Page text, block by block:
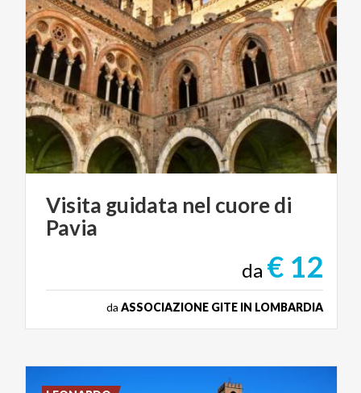
Visita guidata nel cuoredi
Pavia
da € 12
da ASSOCIAZIONE GITE IN LOMBARDIA